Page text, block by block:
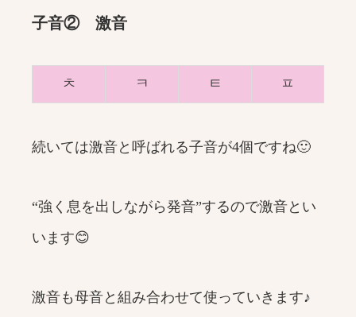
子音② 激音
ㅊ ㅋ ㅌ ㅍ
続いては激音と呼ばれる子音が4個ですね🙂
“強く息を出しながら発音”するので激音とい
います😊
激音も母音と組み合わせて使っていきます♪